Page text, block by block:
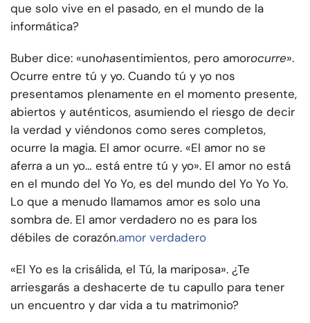
que solo vive en el pasado, en el mundo de la
informática?
Buber dice: «unohasentimientos, pero amorocurre».
Ocurre entre tú y yo. Cuando tú y yo nos
presentamos plenamente en el momento presente,
abiertos y auténticos, asumiendo el riesgo de decir
la verdad y viéndonos como seres completos,
ocurre la magia. El amor ocurre. «El amor no se
aferra a un yo… está entre tú y yo». El amor no está
en el mundo del Yo Yo, es del mundo del Yo Yo Yo.
Lo que a menudo llamamos amor es solo una
sombra de. El amor verdadero no es para los
débiles de corazón.amor verdadero
«El Yo es la crisálida, el Tú, la mariposa». ¿Te
arriesgarás a deshacerte de tu capullo para tener
un encuentro y dar vida a tu matrimonio?